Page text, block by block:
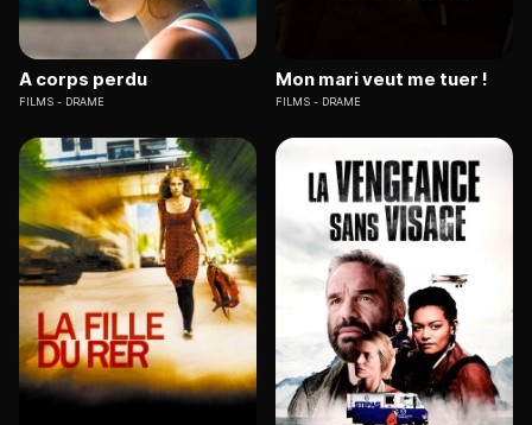
A corps perdu
FILMS DRAME
Mon mari veut me tuer !
FILMS DRAME